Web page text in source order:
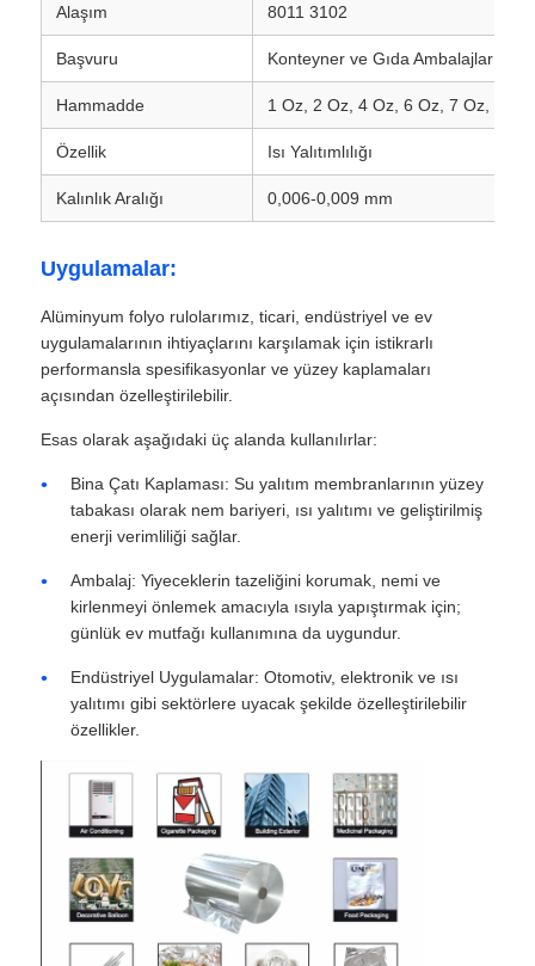
alüminyum daire
Renkli Alüminyum Bobin
Alüminyum Şerit Rulo
Alüminyum Damalı Plaka
kabartmalı alüminyum
laminasyonlu alüminyum folyo
Alüminyum Petek
Ayna alüminyum
Alaşım 8011 3102
Başvuru Konteyner ve Gıda Ambalajları
Hammadde 1 Oz, 2 Oz, 4 Oz, 6 Oz, 7 Oz,
Özellik Isı Yalıtımlılığı
Kalınlık Aralığı 0,006-0,009 mm
Uygulamalar:
Alüminyum folyo rulolarımız, ticari, endüstriyel ve ev
uygulamalarının ihtiyaçlarını karşılamak için istikrarlı
performansla spesifikasyonlar ve yüzey kaplamaları
açısından özelleştirilebilir.
Esas olarak aşağıdaki üç alanda kullanılırlar:
Bina Çatı Kaplaması: Su yalıtım membranlarının yüzey
tabakası olarak nem bariyeri, ısı yalıtımı ve geliştirilmiş
enerji verimliliği sağlar.
Ambalaj: Yiyeceklerin tazeliğini korumak, nemi ve
kirlenmeyi önlemek amacıyla ısıyla yapıştırmak için;
günlük ev mutfağı kullanımına da uygundur.
Endüstriyel Uygulamalar: Otomotiv, elektronik ve ısı
yalıtımı gibi sektörlere uyacak şekilde özelleştirilebilir
özellikler.